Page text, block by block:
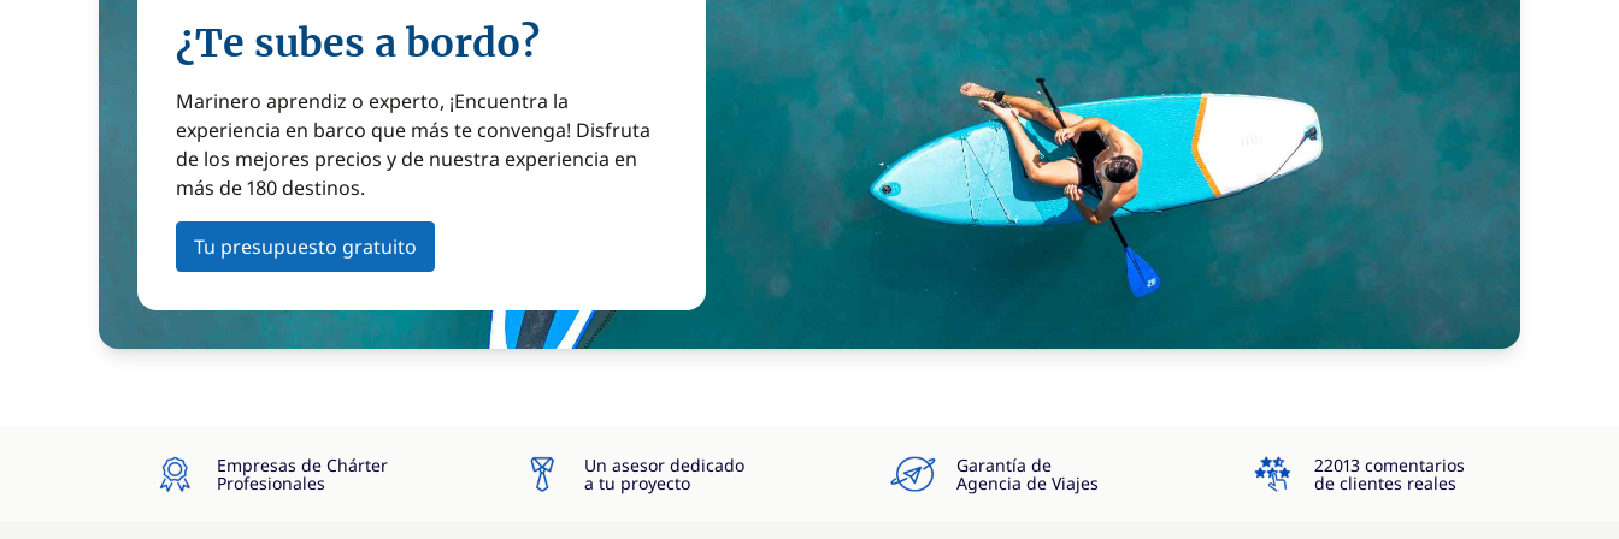
¿Te subes a bordo?
Marinero aprendiz o experto, ¡Encuentra la
experiencia en barco que más te convenga! Disfruta
de los mejores precios y de nuestra experiencia en
más de 180 destinos.
Tu presupuesto gratuito
Empresas de Chárter
Profesionales
Un asesor dedicado
a tu proyecto
Garantía de
Agencia de Viajes
4.3
22013 comentarios
de clientes reales